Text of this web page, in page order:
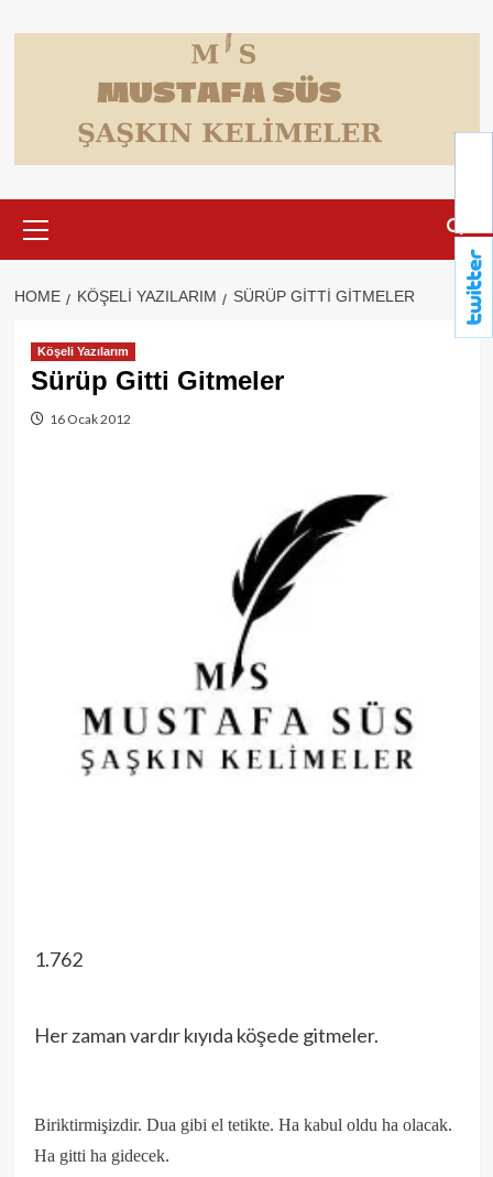
to
Menu
HOME KÖŞELI YAZILARIM SÜRÜP GITTI GITMELER
Köşeli Yazılarım
Sürüp Gitti Gitmeler
16 Ocak 2012
1.762
Her zaman vardır kıyıda köşede gitmeler.
Biriktirmişizdir. Dua gibi el tetikte. Ha kabul oldu ha olacak.
Ha gitti ha gidecek.